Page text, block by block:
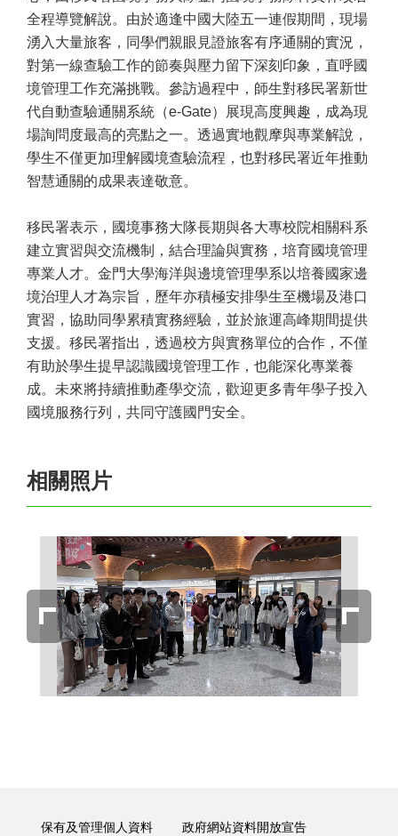
全程導覽解說。由於適逢中國大陸五一連假期間，現場
湧入大量旅客，同學們親眼見證旅客有序通關的實況，
對第一線查驗工作的節奏與壓力留下深刻印象，直呼國
境管理工作充滿挑戰。參訪過程中，師生對移民署新世
代自動查驗通關系統（e-Gate）展現高度興趣，成為現
場詢問度最高的亮點之一。透過實地觀摩與專業解說，
學生不僅更加理解國境查驗流程，也對移民署近年推動
智慧通關的成果表達敬意。
移民署表示，國境事務大隊長期與各大專校院相關科系
建立實習與交流機制，結合理論與實務，培育國境管理
專業人才。金門大學海洋與邊境管理學系以培養國家邊
境治理人才為宗旨，歷年亦積極安排學生至機場及港口
實習，協助同學累積實務經驗，並於旅運高峰期間提供
支援。移民署指出，透過校方與實務單位的合作，不僅
有助於學生提早認識國境管理工作，也能深化專業養
成。未來將持續推動產學交流，歡迎更多青年學子投入
國境服務行列，共同守護國門安全。
相關照片
保有及管理個人資料 政府網站資料開放宣告